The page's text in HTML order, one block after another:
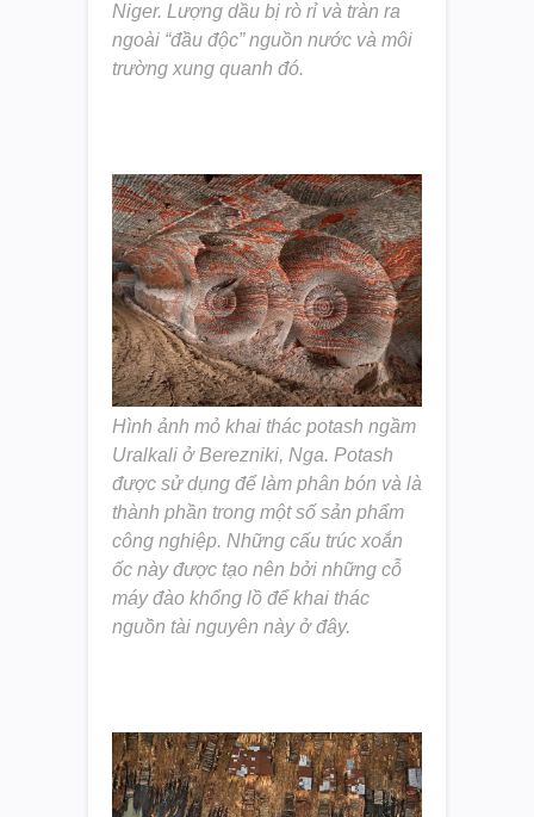
Niger. Lượng dầu bị rò rỉ và tràn ra
ngoài “đầu độc” nguồn nước và môi
trường xung quanh đó.
Hình ảnh mỏ khai thác potash ngầm
Uralkali ở Berezniki, Nga. Potash
được sử dụng để làm phân bón và là
thành phần trong một số sản phẩm
công nghiệp. Những cấu trúc xoắn
ốc này được tạo nên bởi những cỗ
máy đào khổng lồ để khai thác
nguồn tài nguyên này ở đây.